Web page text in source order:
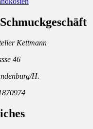
Kettmann
46
H.